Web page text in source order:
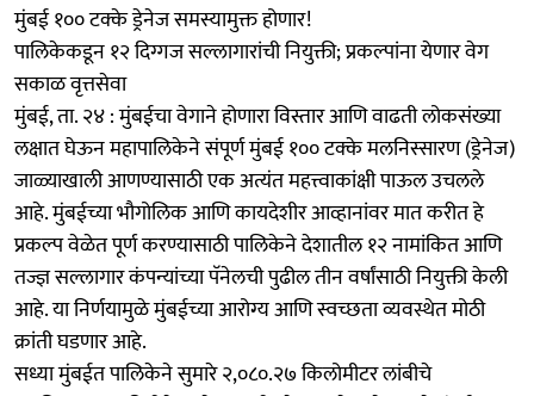
मुंबई १०० टक्के ड्रेनेज समस्यामुक्त होणार!
पालिकेकडून १२ दिग्गज सल्लागारांची नियुक्ती; प्रकल्पांना येणार वेग
सकाळ वृत्तसेवा
​मुंबई, ता. २४ : मुंबईचा वेगाने होणारा विस्तार आणि वाढती लोकसंख्या
लक्षात घेऊन महापालिकेने संपूर्ण मुंबई १०० टक्के मलनिस्सारण (ड्रेनेज)
जाळ्याखाली आणण्यासाठी एक अत्यंत महत्त्वाकांक्षी पाऊल उचलले
आहे. मुंबईच्या भौगोलिक आणि कायदेशीर आव्हानांवर मात करीत हे
प्रकल्प वेळेत पूर्ण करण्यासाठी पालिकेने देशातील १२ नामांकित आणि
तज्ज्ञ सल्लागार कंपन्यांच्या पॅनेलची पुढील तीन वर्षांसाठी नियुक्ती केली
आहे. या निर्णयामुळे मुंबईच्या आरोग्य आणि स्वच्छता व्यवस्थेत मोठी
क्रांती घडणार आहे.
​सध्या मुंबईत पालिकेने सुमारे २,०८०.२७ किलोमीटर लांबीचे